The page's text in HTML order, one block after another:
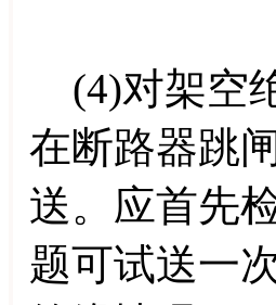
(4)对架空
在断路器跳
送。应首先
题可试送一